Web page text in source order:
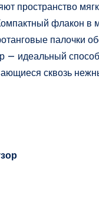
пространство
флакон в
палочки
— идеальный
сквозь